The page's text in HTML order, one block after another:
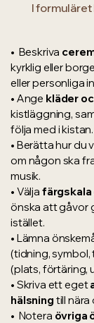
I formuläret
• Beskriva
kyrklig eller
eller personliga
• Ange kläder
kistläggning,
följa med i kistan.
• Berätta hur du
om någon ska
musik.
• Välja färgskala
önska att gåvor
istället.
• Lämna
(tidning, symbol,
(plats, förtäring,
• Skriva ett eget
hälsning till nära
• Notera övriga